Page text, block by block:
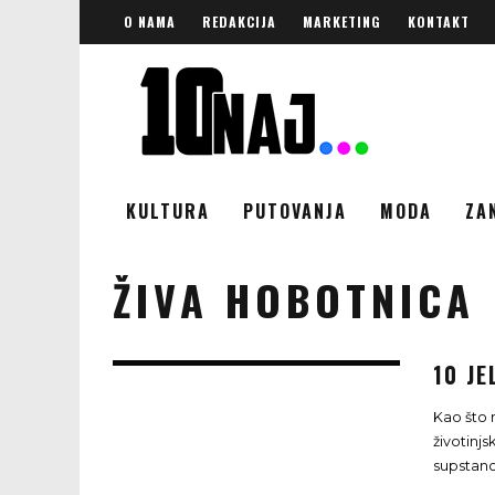
O NAMA REDAKCIJA MARKETING KONTAKT
KULTURA PUTOVANJA MODA
ŽIVA HOBOTNICA
10
Kao što